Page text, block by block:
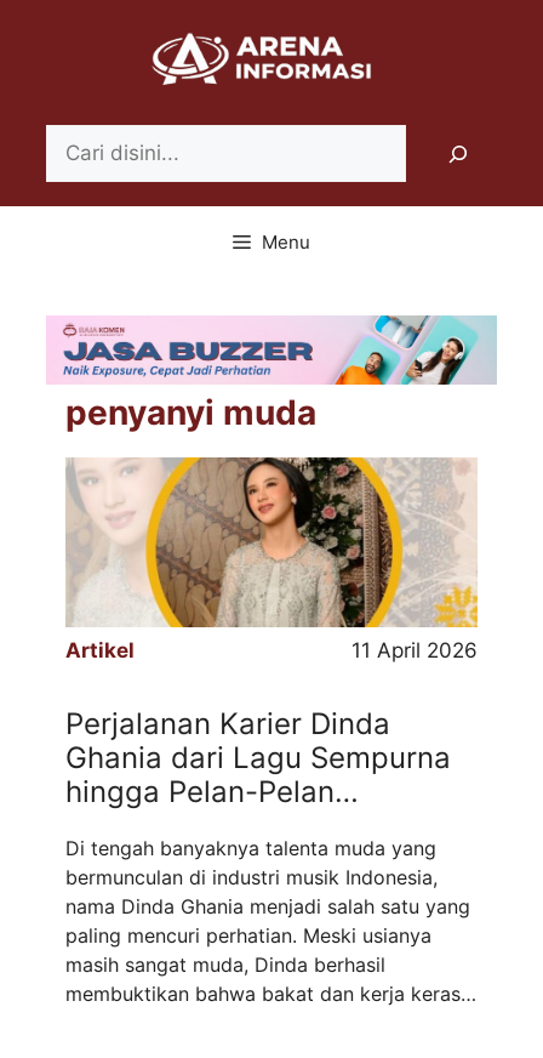
Menu
penyanyi muda
Artikel 11 April 2026
Perjalanan Karier Dinda
Ghania dari Lagu Sempurna
hingga Pelan-Pelan
Di tengah banyaknya talenta muda yang
bermunculan di industri musik Indonesia,
nama Dinda Ghania menjadi salah satu yang
paling mencuri perhatian. Meski usianya
masih sangat muda, Dinda berhasil
membuktikan bahwa bakat dan kerja keras